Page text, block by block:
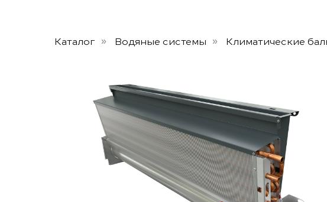
Каталог » Водяные системы » Климатические